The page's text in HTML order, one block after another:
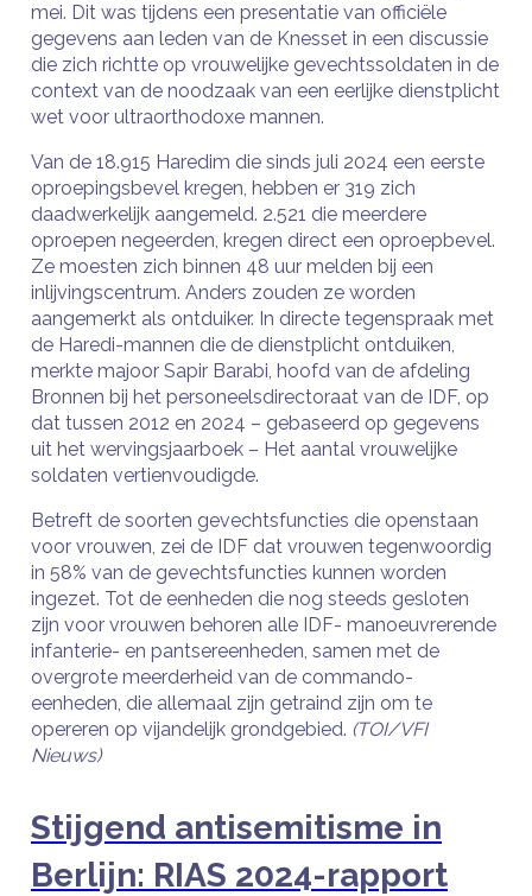
mei. Dit was tijdens een presentatie van officiële
gegevens aan leden van de Knesset in een discussie
die zich richtte op vrouwelijke gevechtssoldaten in de
context van de noodzaak van een eerlijke dienstplicht
wet voor ultraorthodoxe mannen.
Van de 18.915 Haredim die sinds juli 2024 een eerste
oproepingsbevel kregen, hebben er 319 zich
daadwerkelijk aangemeld. 2.521 die meerdere
oproepen negeerden, kregen direct een oproepbevel.
Ze moesten zich binnen 48 uur melden bij een
inlijvingscentrum. Anders zouden ze worden
aangemerkt als ontduiker. In directe tegenspraak met
de Haredi-mannen die de dienstplicht ontduiken,
merkte majoor Sapir Barabi, hoofd van de afdeling
Bronnen bij het personeelsdirectoraat van de IDF, op
dat tussen 2012 en 2024 – gebaseerd op gegevens
uit het wervingsjaarboek – Het aantal vrouwelijke
soldaten vertienvoudigde.
Betreft de soorten gevechtsfuncties die openstaan ​​
voor vrouwen, zei de IDF dat vrouwen tegenwoordig
in 58% van de gevechtsfuncties kunnen worden
ingezet. Tot de eenheden die nog steeds gesloten
zijn voor vrouwen behoren alle IDF- manoeuvrerende
infanterie- en pantsereenheden, samen met de
overgrote meerderheid van de commando-
eenheden, die allemaal zijn getraind zijn om te
opereren op vijandelijk grondgebied. (TOI/VFI
Nieuws)
Stijgend antisemitisme in
Berlijn: RIAS 2024-rapport